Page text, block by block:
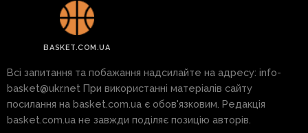
BASKET.COM.UA
Всі запитання та побажання надсилайте на адресу: info-
basket@ukr.net При використанні матеріалів сайту
посилання на basket.com.ua є обов'язковим. Редакція
basket.com.ua не завжди поділяє позицію авторів.